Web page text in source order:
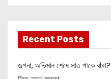
i
o
n
Recent Posts
জল্পনা, অভিমান শেষে সাত পাকে